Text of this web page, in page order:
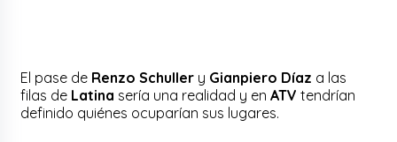
El pase de Renzo Schuller y Gianpiero Díaz a las
filas de Latina sería una realidad y enATV tendrían
definido quiénes ocuparían sus lugares.